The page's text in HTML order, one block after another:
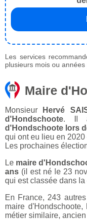
Les services
plusieurs mois ou
Maire
Monsieur
Hervé
d'Hondschoote. Il
d'Hondschoote lors
qui ont eu lieu en
Les prochaines
Le maire
ans (il est né le 23
qui est classée dans
En France, 243
maire
métier similaire,